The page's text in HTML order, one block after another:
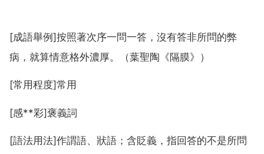
[成語舉例]按照著次序一問一答，沒有答非所問的弊
病，就算情意格外濃厚。（葉聖陶《隔膜》）
[常用程度]常用
[感**彩]褒義詞
[語法用法]作謂語、狀語；含貶義，指回答的不是所問